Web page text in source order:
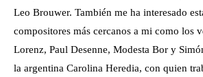
Leo Brouwer. También me ha interesado
compositores más cercanos a mi como los
Lorenz, Paul Desenne, Modesta Bor y
la argentina Carolina Heredia, con quien